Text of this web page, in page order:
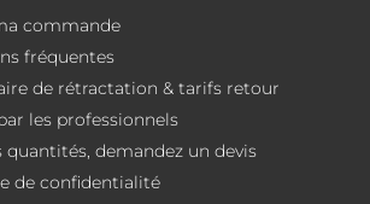
commande
fréquentes
de rétractation & tarifs retour
les professionnels
quantités, demandez un devis
de confidentialité